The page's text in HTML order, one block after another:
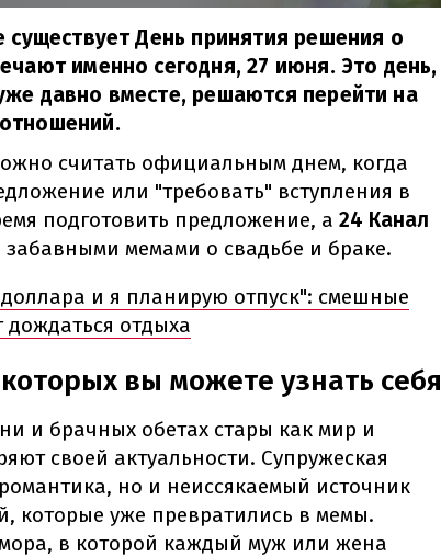
существует День принятия решения о
именно сегодня, 27 июня. Это день,
давно вместе, решаются перейти на
считать официальным днем, когда
или "требовать" вступления в
подготовить предложение, а 24 Канал
забавными мемами о свадьбе и браке.
и я планирую отпуск": смешные
отдыха
вы можете узнать себя
и брачных обетах стары как мир и
своей актуальности. Супружеская
но и неиссякаемый источник
которые уже превратились в мемы.
в которой каждый муж или жена